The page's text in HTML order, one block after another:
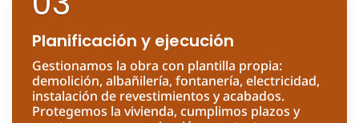
Planificación y ejecución
Gestionamos la obra con plantilla propia:
demolición, albañilería, fontanería, electricidad,
instalación de revestimientos y acabados.
Protegemos la vivienda, cumplimos plazos y